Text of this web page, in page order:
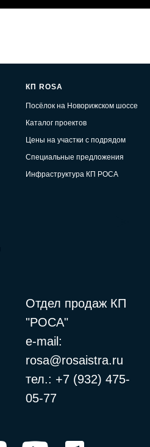
КП ROSA
Посёлок на Новорижском шоссе
Каталог проектов
Цены на участки с подрядом
Специальные предложения
Инфраструктура КП РОСА
Отдел продаж КП
"РОСА"
e-mail:
rosa@rosaistra.ru
тел.: +7 (932) 475-
05-77